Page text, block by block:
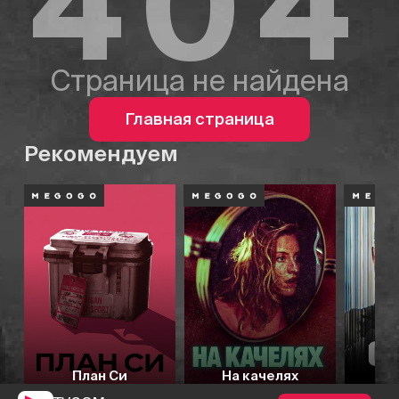
Страница не найдена
Главная страница
Рекомендуем
План Си На качелях